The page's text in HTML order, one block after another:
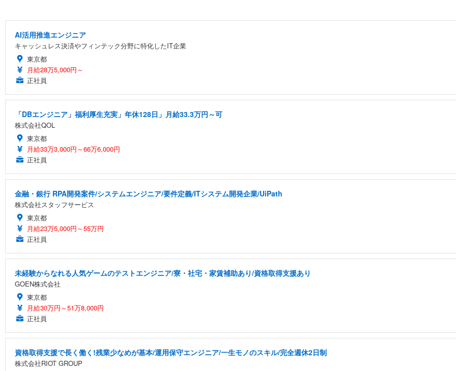
AI活用推進エンジニア
キャッシュレス決済やフィンテック分野に特化したIT企業
東京都
月給28万5,000円～
正社員
「DBエンジニア」福利厚生充実」年休128日」月給33.3万円～可
株式会社QOL
東京都
月給33万3,000円～66万6,000円
正社員
金融・銀行 RPA開発案件/システムエンジニア/要件定義/ITシステム開発企業/UiPath
株式会社スタッフサービス
東京都
月給23万5,000円～55万円
正社員
未経験からなれる人気ゲームのテストエンジニア/寮・社宅・家賃補助あり/資格取得支援あり
GOEN株式会社
東京都
月給30万円～51万8,000円
正社員
資格取得支援で長く働く!残業少なめが基本/運用保守エンジニア/一生モノのスキル/完全週休2日制
株式会社RIOT GROUP